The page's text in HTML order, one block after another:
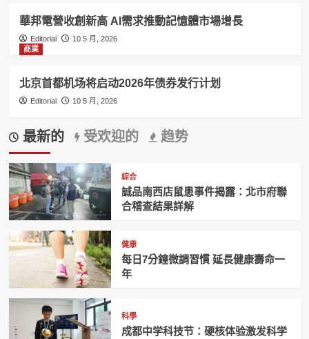
華邦電營收創新高 AI需求推動記憶體市場增長
Editorial
10 5 月, 2026
商業
北京首都机场将启动2026年债券发行计划
Editorial 10 5 月, 2026
最新的 受欢迎的 趋势
綜合
誠品南西店鼠患事件揭露：北市府聯
合稽查結果詳解
健康
每日7分鐘微調習慣 延長健康壽命一
年
科學
成都中学科技节：硬核体验激发科学